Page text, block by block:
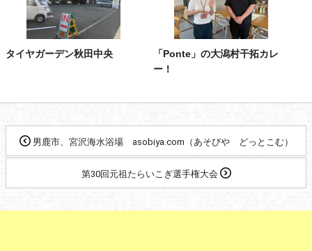
タイヤガーデン秋田中央
「Ponte」の大潟村干拓カレ
ー！
男鹿市、宮沢海水浴場 asobiya.com（あそびや どっとこむ）
第30回元祖たらいこぎ選手権大会